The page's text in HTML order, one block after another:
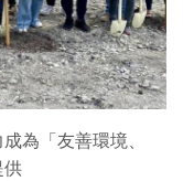
為「友善環境、
供